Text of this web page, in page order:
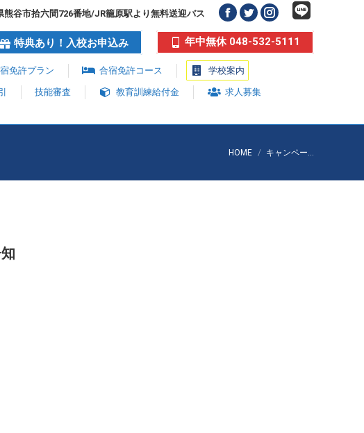
熊谷市拾六間726番地/JR籠原駅より無料送迎バス
Facebook
page
opens
in
new
Twitter
page
opens
new
Instagram
page
opens
特典あり！入校お申込み 年中無休 048-532-5111
免許プラン 合宿免許コース 学校案内
技能審査 教育訓練給付金 求人募集
You are here:
HOME キャンペー…